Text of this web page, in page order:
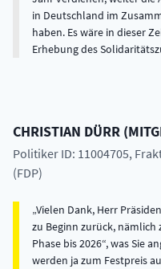
in Deutschland im
haben. Es wäre in dieser
Erhebung des
CHRISTIAN DÜRR (
Politiker ID: 11004705,
(FDP)
Vielen Dank, Herr
zu Beginn zurück,
Phase bis 2026“, was Sie
werden ja zum Festpreis